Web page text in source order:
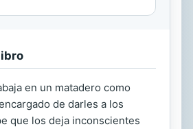
en un matadero como
de darles a los
que los deja inconscientes